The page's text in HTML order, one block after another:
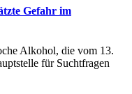
Gefahr im
Alkohol, die vom 13.
für Suchtfragen